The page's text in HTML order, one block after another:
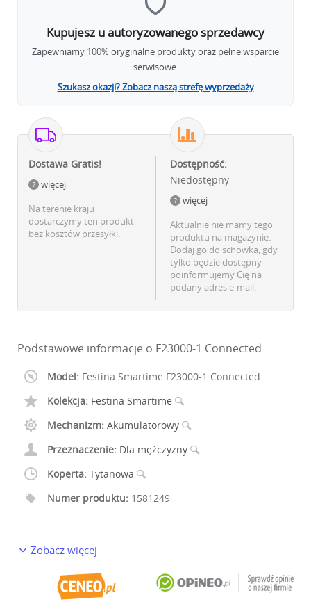
Kupujesz u autoryzowanego sprzedawcy
Zapewniamy 100% oryginalne produkty oraz pełne wsparcie
serwisowe.
Szukasz okazji? Zobacz naszą strefę wyprzedaży
Dostawa Gratis!
więcej
Na terenie kraju
dostarczymy ten produkt
bez kosztów przesyłki.
Dostępność:
Niedostępny
więcej
Aktualnie nie mamy tego
produktu na magazynie.
Dodaj go do schowka, gdy
tylko będzie dostępny
poinformujemy Cię na
podany adres e-mail.
Podstawowe informacje o F23000-1 Connected
Model: Festina Smartime F23000-1 Connected
Kolekcja: Festina Smartime
Mechanizm: Akumulatorowy
Przeznaczenie: Dla mężczyzny
Koperta: Tytanowa
Numer produktu: 1581249
Zobacz więcej